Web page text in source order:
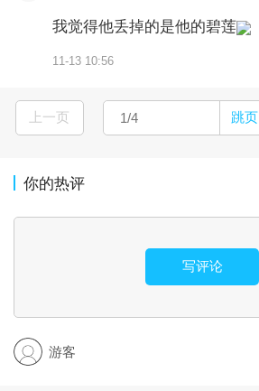
我觉得他丢掉的是他的碧莲
11-13 10:56
上一页 跳页
你的热评
写评论
游客